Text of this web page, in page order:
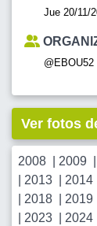
Jue 20/11/
@EBOU52
Ver fotos
2008 2009
2013 2014
2018 2019
2023 2024